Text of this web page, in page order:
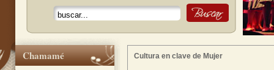
Cultura en clave de Mujer
Chamamé